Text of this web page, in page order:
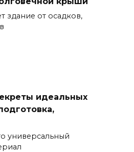
здание от осадков,
идеальных
универсальный